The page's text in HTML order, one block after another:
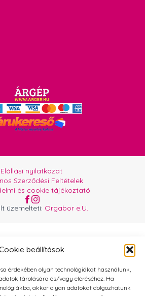
beállítások
érdekében olyan technológiákat használunk,
tárolására és/vagy eléréséhez. Ha
akkor olyan adatokat dolgozhatunk
üzemelteti: Orgabor e.U.
Elállási nyilatkozat
Szerződési Feltételek
és cookie tájékoztató